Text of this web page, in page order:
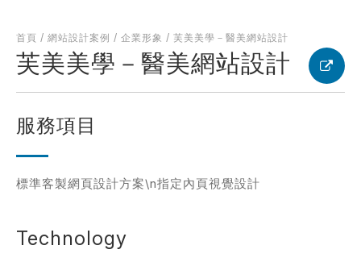
首頁 / 網站設計案例 / 企業形象 / 芙美美學－醫美網站設計
芙美美學－醫美網站設計
服務項目
標準客製網頁設計方案\n指定內頁視覺設計
Technology
完成時間※
建置預算 ※